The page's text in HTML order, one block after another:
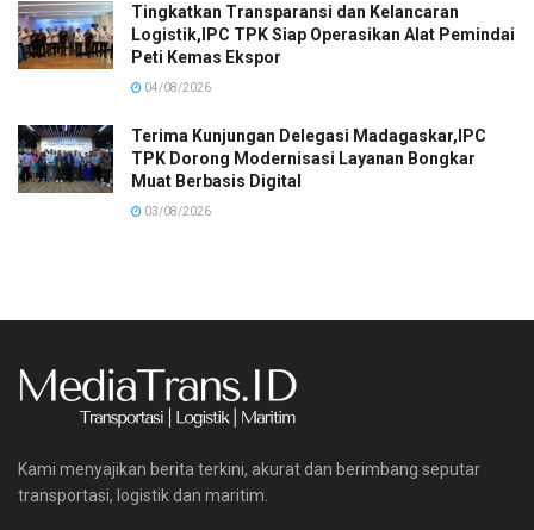
Tingkatkan Transparansi dan Kelancaran
Logistik,IPC TPK Siap Operasikan Alat Pemindai
Peti Kemas Ekspor
04/08/2026
Terima Kunjungan Delegasi Madagaskar,IPC
TPK Dorong Modernisasi Layanan Bongkar
Muat Berbasis Digital
03/08/2026
Kami menyajikan berita terkini, akurat dan berimbang seputar
transportasi, logistik dan maritim.